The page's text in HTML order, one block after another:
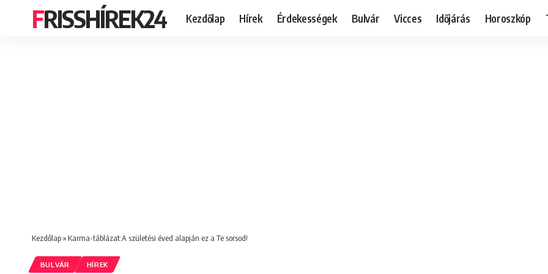
FRISSHÍREK24 Kezdőlap Hírek Érdekességek Bulvár Vicces Időjárás Horoszkóp
Kezdőlap» Karma-táblázat:A születési éved alapján ez a Te sorsod!
BULVÁR HÍREK